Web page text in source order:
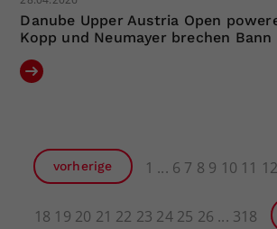
Danube Upper Austria Open
Kopp und Neumayer brechen Bann
vorherige 1 6 7 8 9 10 11 12
18 19 20 21 22 23 24 25 26 318